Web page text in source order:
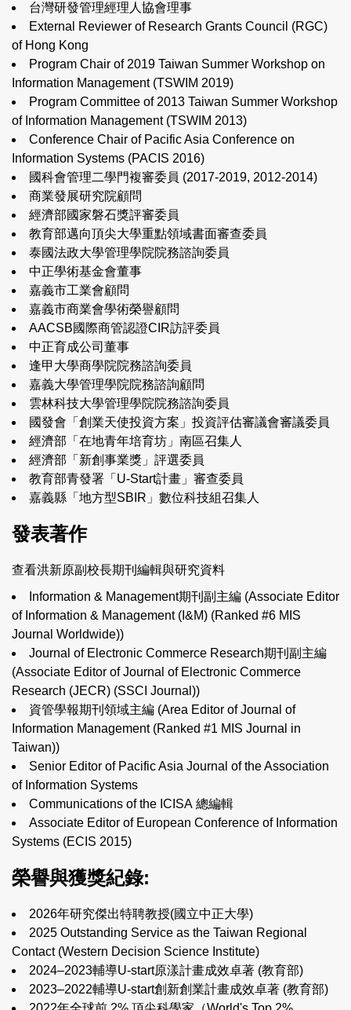
台灣研發管理經理人協會理事
External Reviewer of Research Grants Council (RGC)
of Hong Kong
Program Chair of 2019 Taiwan Summer Workshop on
Information Management (TSWIM 2019)
Program Committee of 2013 Taiwan Summer Workshop
of Information Management (TSWIM 2013)
Conference Chair of Pacific Asia Conference on
Information Systems (PACIS 2016)
國科會管理二學門複審委員 (2017-2019, 2012-2014)
商業發展研究院顧問
經濟部國家磐石獎評審委員
教育部邁向頂尖大學重點領域書面審查委員
泰國法政大學管理學院院務諮詢委員
中正學術基金會董事
嘉義市工業會顧問
嘉義市商業會學術榮譽顧問
AACSB國際商管認證CIR訪評委員
中正育成公司董事
逢甲大學商學院院務諮詢委員
嘉義大學管理學院院務諮詢顧問
雲林科技大學管理學院院務諮詢委員
國發會「創業天使投資方案」投資評估審議會審議委員
經濟部「在地青年培育坊」南區召集人
經濟部「新創事業獎」評選委員
教育部青發署「 U-Start計畫」審查委員
嘉義縣「地方型SBIR 」數位科技組召集人
發表著作
查看洪新原副校長期刊編輯與研究資料
Information & Management期刊副主編 (Associate Editor
of Information & Management (I&M) (Ranked #6 MIS
Journal Worldwide))
Journal of Electronic Commerce Research期刊副主編
(Associate Editor of Journal of Electronic Commerce
Research (JECR) (SSCI Journal))
資管學報期刊領域主編 (Area Editor of Journal of
Information Management (Ranked #1 MIS Journal in
Taiwan))
Senior Editor of Pacific Asia Journal of the Association
of Information Systems
Communications of the ICISA 總編輯
Associate Editor of European Conference of Information
Systems (ECIS 2015)
榮譽與獲獎紀錄:
2026年研究傑出特聘教授(國立中正大學)
2025 Outstanding Service as the Taiwan Regional
Contact (Western Decision Science Institute)
2024–2023輔導U-start原漾計畫成效卓著 (教育部)
2023–2022輔導U-start創新創業計畫成效卓著 (教育部)